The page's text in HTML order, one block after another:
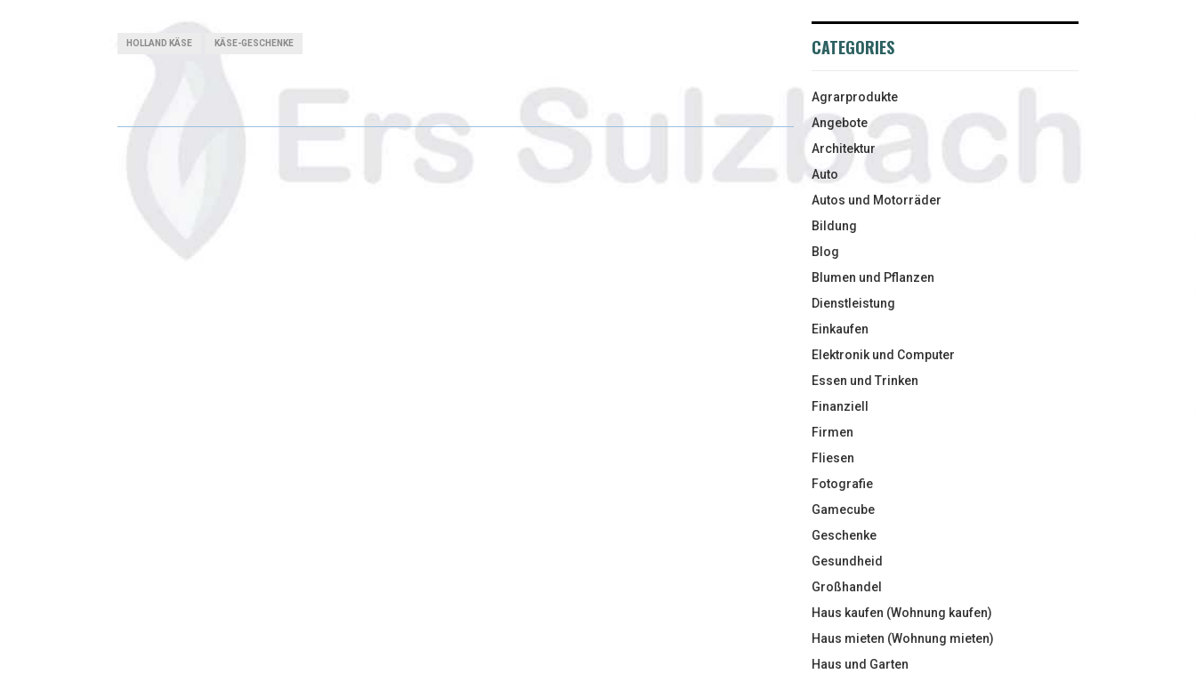
HOLLAND KÄSE KÄSE-GESCHENKE CATEGORIES
Agrarprodukte
Angebote
Architektur
Auto
Autos und Motorräder
Bildung
Blog
Blumen und Pflanzen
Dienstleistung
Einkaufen
Elektronik und Computer
Essen und Trinken
Finanziell
Firmen
Fliesen
Fotografie
Gamecube
Geschenke
Gesundheid
Großhandel
Haus kaufen (Wohnung kaufen)
Haus mieten (Wohnung mieten)
Haus und Garten